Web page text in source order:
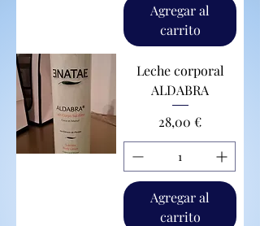
Agregar al
carrito
Leche corporal
ALDABRA
Precio
28,00 €
Agregar al
carrito